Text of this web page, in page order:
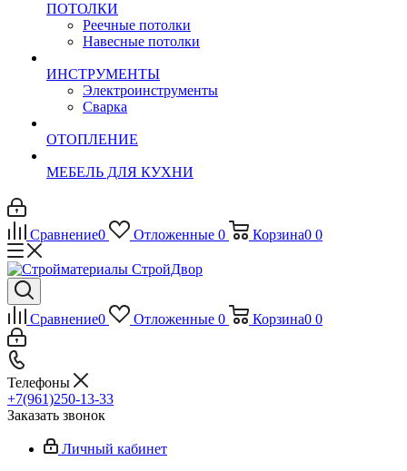
ПОТОЛКИ
Реечные потолки
Навесные потолки
ИНСТРУМЕНТЫ
Электроинструменты
Сварка
ОТОПЛЕНИЕ
МЕБЕЛЬ ДЛЯ КУХНИ
Сравнение0 Отложенные 0 Корзина0 0
Сравнение0 Отложенные 0 Корзина0 0
Телефоны
+7(961)250-13-33
Заказать звонок
Личный кабинет